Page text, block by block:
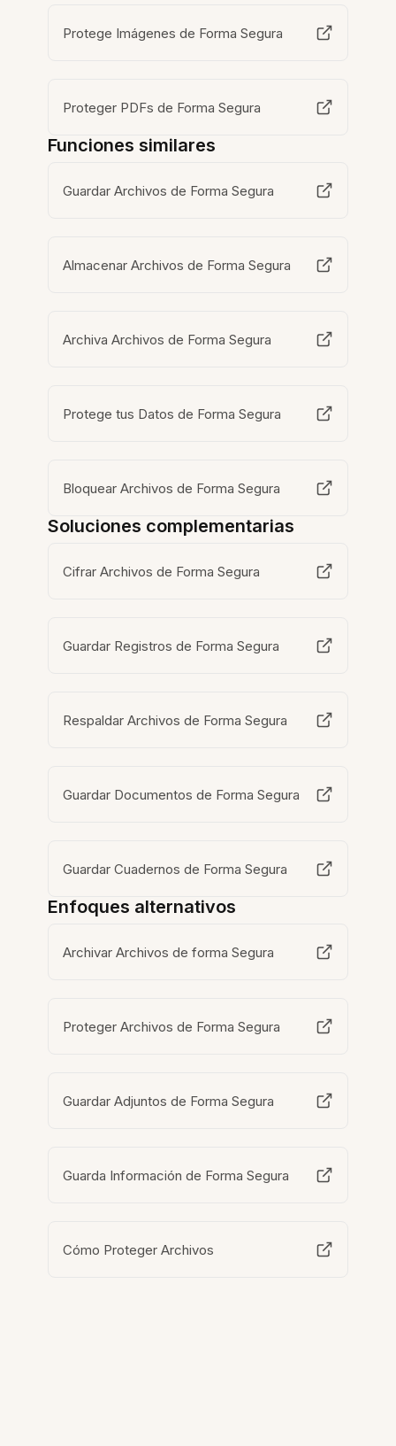
Protege Imágenes de Forma Segura
Proteger PDFs de Forma Segura
Funciones similares
Guardar Archivos de Forma Segura
Almacenar Archivos de Forma Segura
Archiva Archivos de Forma Segura
Protege tus Datos de Forma Segura
Bloquear Archivos de Forma Segura
Soluciones complementarias
Cifrar Archivos de Forma Segura
Guardar Registros de Forma Segura
Respaldar Archivos de Forma Segura
Guardar Documentos de Forma Segura
Guardar Cuadernos de Forma Segura
Enfoques alternativos
Archivar Archivos de forma Segura
Proteger Archivos de Forma Segura
Guardar Adjuntos de Forma Segura
Guarda Información de Forma Segura
Cómo Proteger Archivos